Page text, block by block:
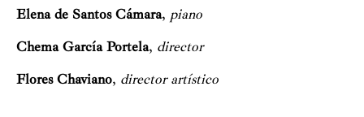
Elena de Santos Cámara, piano
Chema García Portela, director
Flores Chaviano, director artístico